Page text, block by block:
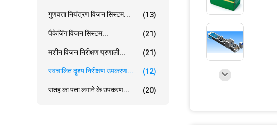
गुणवत्ता नियंत्रण विजन सिस्टम... (13)
पैकेजिंग विजन सिस्टम... (21)
मशीन विजन निरीक्षण प्रणाली... (21)
स्वचालित दृश्य निरीक्षण उपकरण... (12)
सतह का पता लगाने के उपकरण... (20)